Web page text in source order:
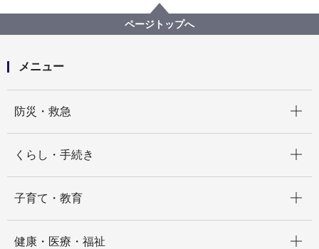
にぎわいスポーツ文化局
神奈川・横浜デスティネーションキャンペーン プレキ
ャンペーン期間中の新たな観光コンテンツを追加しま
ページトップへ
メニュー
防災・救急
くらし・手続き
子育て・教育
健康・医療・福祉